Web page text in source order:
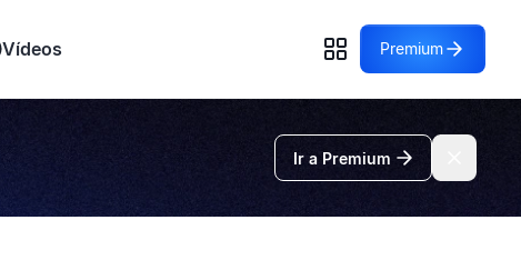
Vídeos Premium
Ir a Premium